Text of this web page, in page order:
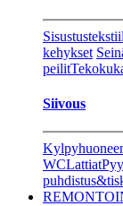
kehykset
peilit
Siivous
WCLattiat